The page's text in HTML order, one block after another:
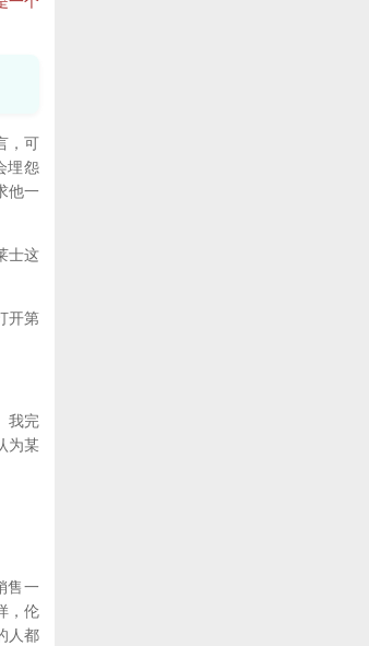
，可
埋怨
他一
士这
开第
我完
为某
售一
，伦
人都